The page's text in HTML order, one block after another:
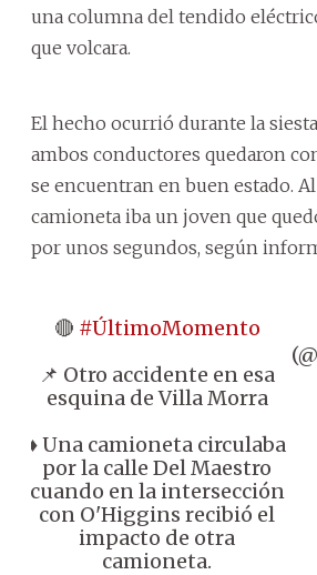
una columna del tendido
que volcara.
El hecho ocurrió durante la
ambos conductores quedaron
se encuentran en buen estado.
camioneta iba un joven que
por unos segundos, según
🔴 #ÚltimoMomento
📌 Otro accidente en esa
esquina de Villa Morra
♦️ Una camioneta circulaba
por la calle Del Maestro
cuando en la intersección
con O'Higgins recibió el
impacto de otra
camioneta.